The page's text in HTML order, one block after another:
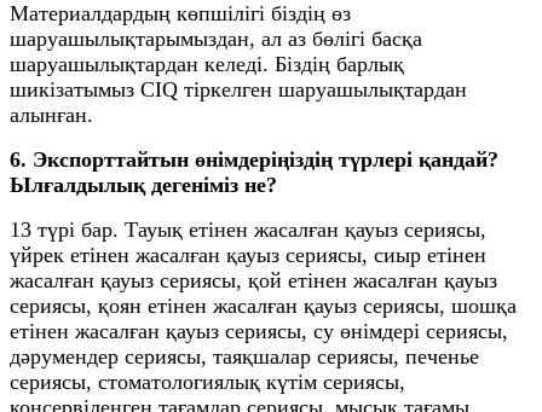
Материалдардың көпшілігі біздің өз
шаруашылықтарымыздан, ал аз бөлігі басқа
шаруашылықтардан келеді. Біздің барлық
шикізатымыз CIQ тіркелген шаруашылықтардан
алынған.
6. Экспорттайтын өнімдеріңіздің түрлері қандай?
Ылғалдылық дегеніміз не?
13 түрі бар. Тауық етінен жасалған қауыз сериясы,
үйрек етінен жасалған қауыз сериясы, сиыр етінен
жасалған қауыз сериясы, қой етінен жасалған қауыз
сериясы, қоян етінен жасалған қауыз сериясы, шошқа
етінен жасалған қауыз сериясы, су өнімдері сериясы,
дәрумендер сериясы, таяқшалар сериясы, печенье
сериясы, стоматологиялық күтім сериясы,